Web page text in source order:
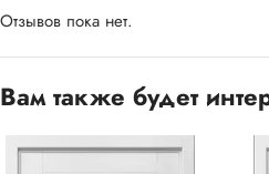
Отзывов пока нет.
Вам также будет